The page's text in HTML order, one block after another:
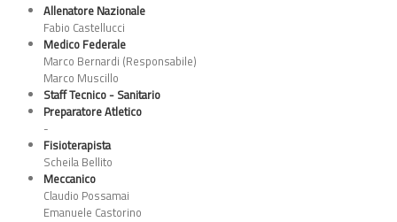
Allenatore Nazionale
Fabio Castellucci
Medico Federale
Marco Bernardi (Responsabile)
Marco Muscillo
Staff Tecnico - Sanitario
Preparatore Atletico
-
Fisioterapista
Scheila Bellito
Meccanico
Claudio Possamai
Emanuele Castorino